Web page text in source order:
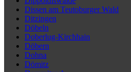
Dissen am Teutoburger Wald
Ditzingen
Döbeln
Doberlug-Kirchhain
Döbern
Dohna
Dömitz